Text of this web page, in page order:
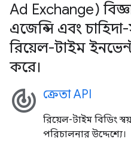
Ad Exchange)
এজেন্সি এবং
রিয়েল-টাইম
করে।
track_changes ক্রেতা API
রিয়েল-টাইম বিডিং
পরিচালনার উদ্দেশ্যে।